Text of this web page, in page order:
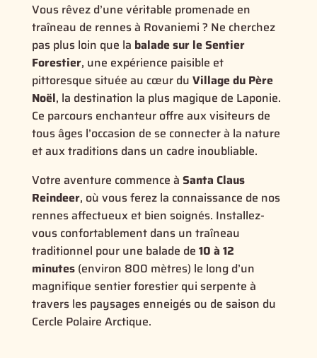
Vous rêvez d’une véritable promenade en
traîneau de rennes à Rovaniemi ? Ne cherchez
pas plus loin que la balade sur le Sentier
Forestier, une expérience paisible et
pittoresque située au cœur du Village du Père
Noël, la destination la plus magique de Laponie.
Ce parcours enchanteur offre aux visiteurs de
tous âges l’occasion de se connecter à la nature
et aux traditions dans un cadre inoubliable.
Votre aventure commence à Santa Claus
Reindeer, où vous ferez la connaissance de nos
rennes affectueux et bien soignés. Installez-
vous confortablement dans un traîneau
traditionnel pour une balade de 10 à 12
minutes(environ 800 mètres) le long d’un
magnifique sentier forestier qui serpente à
travers les paysages enneigés ou de saison du
Cercle Polaire Arctique.